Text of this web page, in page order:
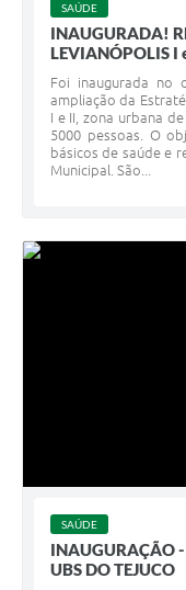
SAÚDE
INAUGURADA!
LEVIANÓPOLIS I
Foi inaugurada
ampliação da
I e II, zona urbana
5000 pessoas. O
básicos de saúde e
Municipal. São...
SAÚDE
INAUGURAÇÃO
UBS DO TEJUCO